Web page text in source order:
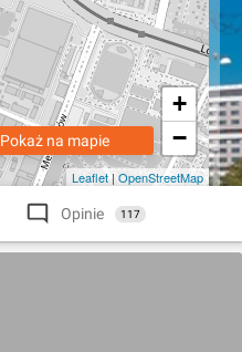
+
−
Leaflet | OpenStreetMap
Pokaż na mapie
Opinie 117